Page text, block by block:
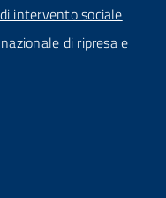
intervento sociale
di ripresa e